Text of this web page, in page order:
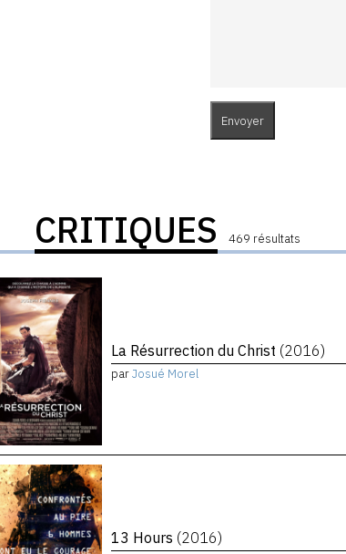
CRITIQUES 469 résultats
La Résurrection du Christ (2016)
parJosué Morel
13 Hours (2016)